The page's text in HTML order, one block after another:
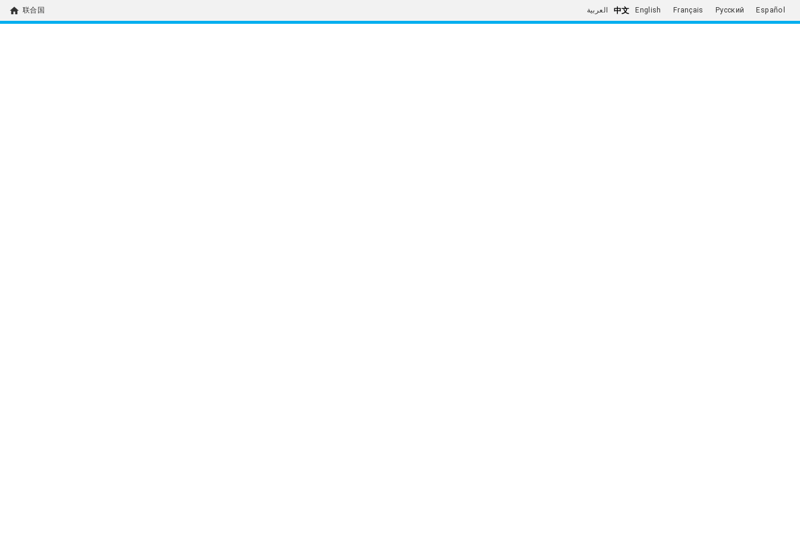
home 联合国 العربية 中文 English Français Русский Español